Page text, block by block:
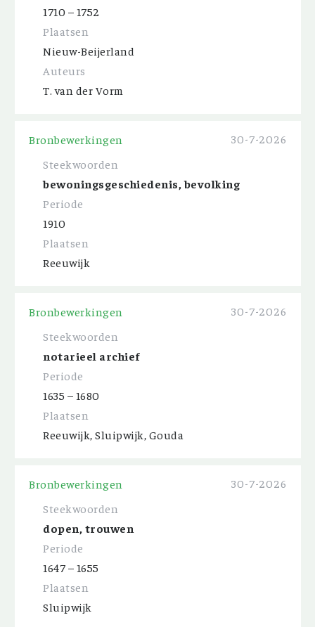
1710 – 1752
Plaatsen
Nieuw-Beijerland
Auteurs
T. van der Vorm
Bronbewerkingen
30-7-2026
Steekwoorden
bewoningsgeschiedenis, bevolking
Periode
1910
Plaatsen
Reeuwijk
Bronbewerkingen
30-7-2026
Steekwoorden
notarieel archief
Periode
1635 – 1680
Plaatsen
Reeuwijk, Sluipwijk, Gouda
Bronbewerkingen
30-7-2026
Steekwoorden
dopen, trouwen
Periode
1647 – 1655
Plaatsen
Sluipwijk